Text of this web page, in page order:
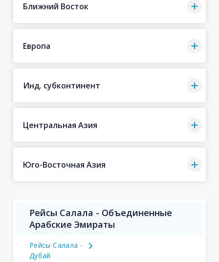
Ближний Восток
Европа
Инд. субконтинент
Центральная Азия
Юго-Восточная Азия
Рейсы Салала - Объединенные
Арабские Эмираты
Рейсы Салала -
Дубай